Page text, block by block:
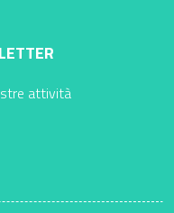
attività